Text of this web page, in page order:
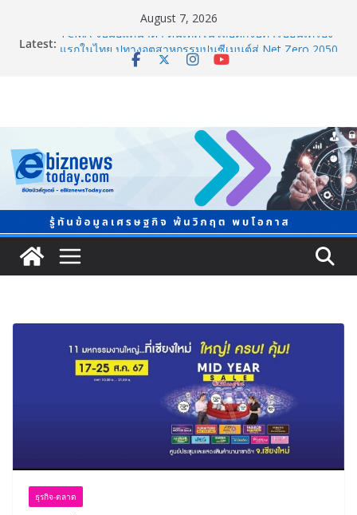
August 7, 2026
Latest: TCMA จับมือแคนาดา ดันเทคโนโลยีดักจับคาร์บอนเครื่อง
แรกในไทย ปูทางอุตสาหกรรมปูนซีเมนต์สู่ Net Zero 2050
ภาครัฐ-เอกชนจับมือสัมมนาใหญ่ ยกระดับอุตสาหกรรมเซ
รามิกไทยสู่สากล พร้อมชวนผู้ประกอบไทยร่วมงาน
“Ceramics Vietnam & Stone Vietnam 2026”
อลิอันซ์ อยุธยา ส่งเสริมคนไทยเตรียมพร้อมรับมือวิกฤต
เปิดพื้นที่ “Level Up the Care by Allianz Ayudhya
นิทรรศการยกระดับ…ความเป็นห่วง” ในงาน Hug
HeartYai
Guangzhou Yinghao School เผยวิสัยทัศน์การศึกษาที่
พร้อมรับอนาคต
ธุรกิจ-ตลาด